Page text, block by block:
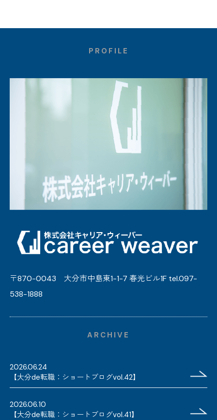
PROFILE
〒870-0043 大分市中島東1-1-7 春光ビル1F tel.097-
538-1888
ARCHIVE
2026.06.24
【大分de転職：ショートブログvol.42】
2026.06.10
【大分de転職：ショートブログvol.41】